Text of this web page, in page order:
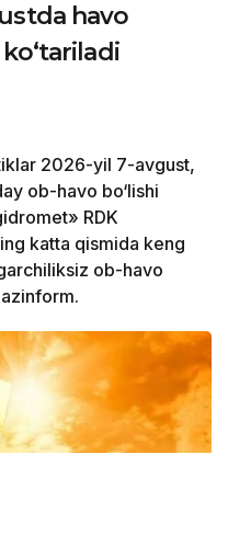
havo
2026-yil 7-avgust,
ob-havo bo‘lishi
RDK
katta qismida keng
ob-havo